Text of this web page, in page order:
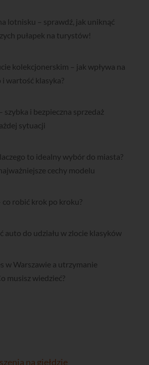
lotnisku – sprawdź, jak uniknąć
pułapek na turystów!
kolekcjonerskim – jak wpływa na
wartość klasyka?
szybka i bezpieczna sprzedaż
sytuacji
to idealny wybór do miasta?
cechy modelu
co robić krok po kroku?
auto do udziału w zlocie klasyków
w Warszawie a utrzymanie
musisz wiedzieć?
na giełdzie